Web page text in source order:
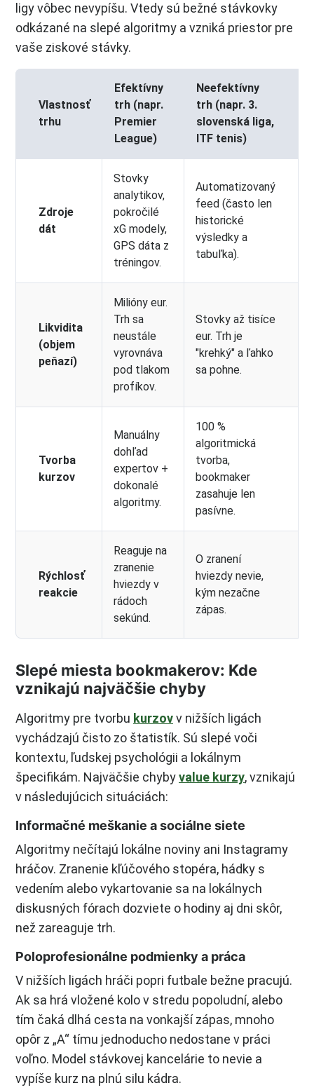
ligy vôbec nevypíšu. Vtedy sú bežné stávkovky
odkázané na slepé algoritmy a vzniká priestor pre
vaše ziskové stávky.
Vlastnosť
trhu
Efektívny
trh (napr.
Premier
League)
Neefektívny
trh (napr. 3.
slovenská liga,
ITF tenis)
Zdroje
dát
Stovky
analytikov,
pokročilé
xG modely,
GPS dáta z
tréningov.
Automatizovaný
feed (často len
historické
výsledky a
tabuľka).
Likvidita
(objem
peňazí)
Milióny eur.
Trh sa
neustále
vyrovnáva
pod tlakom
profíkov.
Stovky až tisíce
eur. Trh je
"krehký" a ľahko
sa pohne.
Tvorba
kurzov
Manuálny
dohľad
expertov +
dokonalé
algoritmy.
100 %
algoritmická
tvorba,
bookmaker
zasahuje len
pasívne.
Rýchlosť
reakcie
Reaguje na
zranenie
hviezdy v
rádoch
sekúnd.
O zranení
hviezdy nevie,
kým nezačne
zápas.
Slepé miesta bookmakerov: Kde
vznikajú najväčšie chyby
Algoritmy pre tvorbu kurzovv nižších ligách
vychádzajú čisto zo štatistík. Sú slepé voči
kontextu, ľudskej psychológii a lokálnym
špecifikám. Najväčšie chybyvalue kurzy, vznikajú
v následujúcich situáciách:
Informačné meškanie a sociálne siete
Algoritmy nečítajú lokálne noviny ani Instagramy
hráčov. Zranenie kľúčového stopéra, hádky s
vedením alebo vykartovanie sa na lokálnych
diskusných fórach dozviete o hodiny aj dni skôr,
než zareaguje trh.
Poloprofesionálne podmienky a práca
V nižších ligách hráči popri futbale bežne pracujú.
Ak sa hrá vložené kolo v stredu popoludní, alebo
tím čaká dlhá cesta na vonkajší zápas, mnoho
opôr z „A“ tímu jednoducho nedostane v práci
voľno. Model stávkovej kancelárie to nevie a
vypíše kurz na plnú silu kádra.